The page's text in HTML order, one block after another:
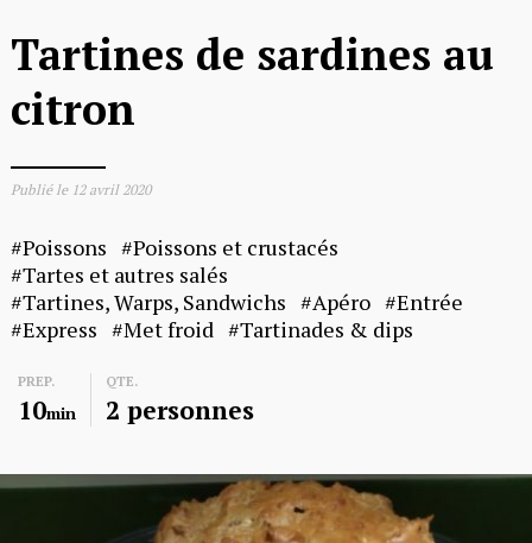
Tartines de sardines au
citron
Publié le 12 avril 2020
Poissons
Poissons et crustacés
Tartes et autres salés
Tartines, Warps, Sandwichs
Apéro
Entrée
Express
Met froid Tartinades & dips
PREP.
10min
QTE.
2 personnes